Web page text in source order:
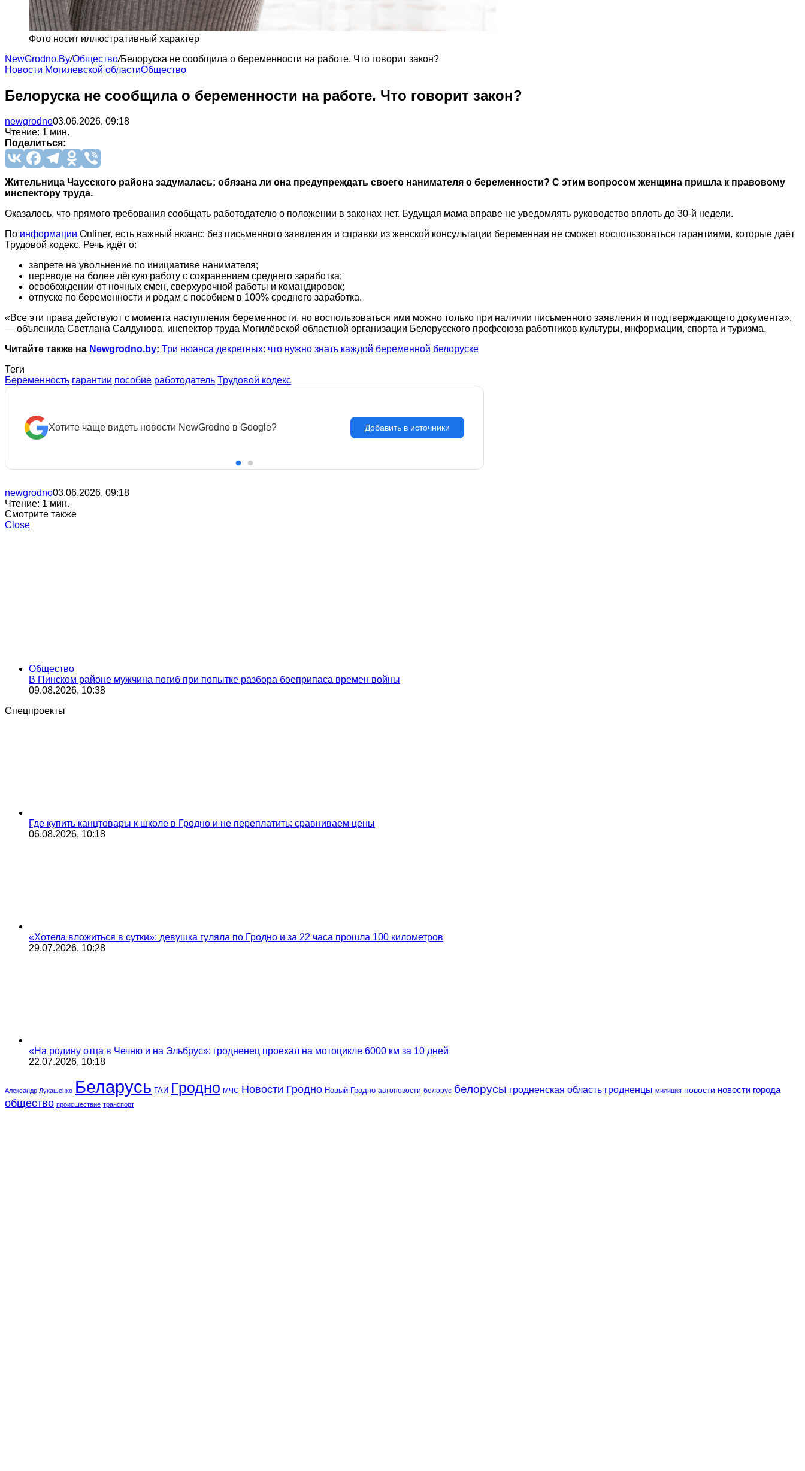
Фото носит иллюстративный характер
NewGrodno.By/Общество/Белоруска не сообщила о беременности на работе. Что говорит закон?
Новости Могилевской областиОбщество
Белоруска не сообщила о беременности на работе. Что говорит закон?
newgrodno03.06.2026, 09:18
Чтение: 1 мин.
Поделиться:
Жительница Чаусского района задумалась: обязана ли она предупреждать своего нанимателя о беременности? С этим вопросом женщина пришла к правовому
инспектору труда.
Оказалось, что прямого требования сообщать работодателю о положении в законах нет. Будущая мама вправе не уведомлять руководство вплоть до 30-й недели.
По информации Onliner, есть важный нюанс: без письменного заявления и справки из женской консультации беременная не сможет воспользоваться гарантиями, которые даёт
Трудовой кодекс. Речь идёт о:
запрете на увольнение по инициативе нанимателя;
переводе на более лёгкую работу с сохранением среднего заработка;
освобождении от ночных смен, сверхурочной работы и командировок;
отпуске по беременности и родам с пособием в 100% среднего заработка.
«Все эти права действуют с момента наступления беременности, но воспользоваться ими можно только при наличии письменного заявления и подтверждающего документа»,
— объяснила Светлана Салдунова, инспектор труда Могилёвской областной организации Белорусского профсоюза работников культуры, информации, спорта и туризма.
Читайте также на Newgrodno.by: Три нюанса декретных: что нужно знать каждой беременной белоруске
Теги
Беременность гарантии пособие работодатель Трудовой кодекс
Хотите чаще видеть новости NewGrodno в Google? Добавить в источники
newgrodno03.06.2026, 09:18
Чтение: 1 мин.
Смотрите также
Close
Общество
В Пинском районе мужчина погиб при попытке разбора боеприпаса времен войны
09.08.2026, 10:38
Спецпроекты
Где купить канцтовары к школе в Гродно и не переплатить: сравниваем цены
06.08.2026, 10:18
«Хотела вложиться в сутки»: девушка гуляла по Гродно и за 22 часа прошла 100 километров
29.07.2026, 10:28
«На родину отца в Чечню и на Эльбрус»: гродненец проехал на мотоцикле 6000 км за 10 дней
22.07.2026, 10:18
Александр Лукашенко Беларусь ГАИ Гродно МЧС Новости Гродно Новый Гродно автоновости белорус белорусы гродненская область гродненцы милиция новости новости города
общество происшествие транспорт